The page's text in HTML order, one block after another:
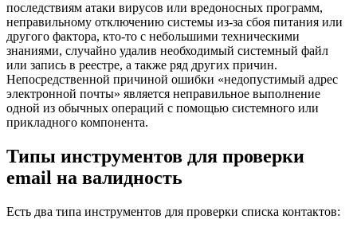
последствиям атаки вирусов или вредоносных программ,
неправильному отключению системы из-за сбоя питания или
другого фактора, кто-то с небольшими техническими
знаниями, случайно удалив необходимый системный файл
или запись в реестре, а также ряд других причин.
Непосредственной причиной ошибки «недопустимый адрес
электронной почты» является неправильное выполнение
одной из обычных операций с помощью системного или
прикладного компонента.
Типы инструментов для проверки
email на валидность
Есть два типа инструментов для проверки списка контактов: